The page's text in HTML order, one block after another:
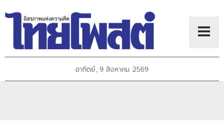
อาทิตย์, 9 สิงหาคม 2569